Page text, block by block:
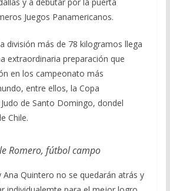
Juegos Panamericanos.
división más de 78 kilogramos llega
extraordinaria preparación que
en los campeonato más
entre ellos, la Copa
de Santo Domingo, dondel
Chile.
Romero, fútbol campo
Ana Quintero no se quedarán atrás y